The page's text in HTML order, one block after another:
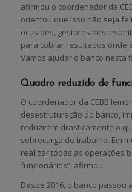
afirmou o coordenador da
orientou que isso não seja
ocasiões, gestores
para cobrar resultados onde
Vamos ajudar o banco nesta
Quadro reduzido de
O coordenador da CEBB
desestruturação do banco,
reduziram drasticamente o
sobrecarga de trabalho. Em
realizar todas as operações
funcionários”, afirmou.
Desde 2016, o banco passou